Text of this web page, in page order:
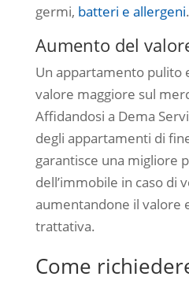
germi, batteri e allergeni.
Aumento del
Un appartamento pulito
valore maggiore sul
Affidandosi a Dema
degli appartamenti di
garantisce una migliore
dell’immobile in caso di
aumentandone il valore
trattativa.
Come